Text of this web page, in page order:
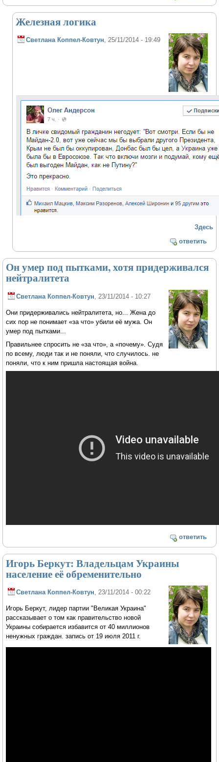
Железная логика
Светлана Коппел-Ковтун, 25/11/2014 - 19:49
Здесь
ответить
Он умер под пытками, хотя придерживался
нейтралитета
Светлана Коппел-Ковтун, 23/11/2014 - 10:27
Они придерживались нейтралитета, но... Жена до
сих пор не понимает «за что» убили её мужа. Он
умер под пытками...
Правильнее спросить не «за что», а «почему». Судя
по всему, люди так и не поняли, что случилось. не
поняли, что к ним пришла настоящая война.
ответить
Игорь Беркут: Владельцам Украины
население её обременительно
Светлана Коппел-Ковтун, 23/11/2014 - 00:22
Игорь Беркут, лидер партии "Великая Украина"
рассказывает о том как правительство новой
Украины собирается избавится от 40 миллионов
ненужных граждан. запись от 19 июля 2011 г.